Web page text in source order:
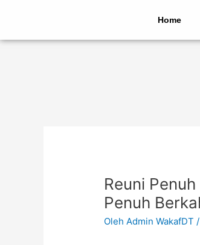
Home
Reuni
Penuh
OlehAdmin WakafDT/